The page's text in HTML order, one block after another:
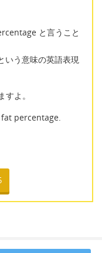
と言うこと
う意味の英語表現
よ。
percentage.